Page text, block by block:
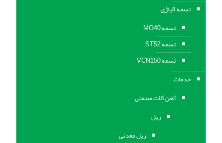
تسمه آلیاژی
تسمه MO40
تسمه ST52
تسمه VCN150
خدمات
آهن آلات صنعتی
ریل
ریل معدنی